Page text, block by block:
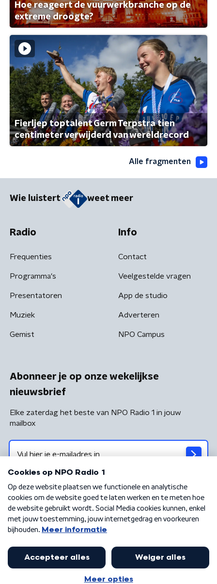
Hoe reageert de vuurwerkbranche op de
extreme droogte?
Fierljep toptalent Germ Terpstra tien
centimeter verwijderd van wereldrecord
Alle fragmenten
Wie luistert weet meer
Radio
Frequenties
Programma's
Presentatoren
Muziek
Gemist
Info
Contact
Veelgestelde vragen
App de studio
Adverteren
NPO Campus
Abonneer je op onze wekelijkse
nieuwsbrief
Elke zaterdag het beste van NPO Radio 1 in jouw
mailbox
Algemene voorwaarden